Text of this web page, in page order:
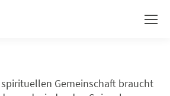
Gemeinschaft braucht